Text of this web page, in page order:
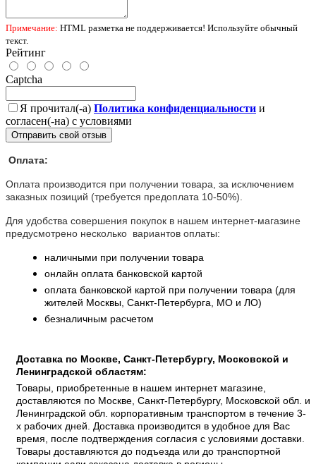
Примечание: HTML разметка не поддерживается! Используйте обычный
текст.
Рейтинг
Captcha
Я прочитал(-а) Политика конфиденциальности и
согласен(-на) с условиями
Отправить свой отзыв
Оплата:
Оплата производится при получении товара, за исключением
заказных позиций (требуется предоплата 10-50%).
Для удобства совершения покупок в нашем интернет-магазине
предусмотрено несколько вариантов оплаты:
наличными при получении товара
онлайн оплата банковской картой
оплата банковской картой при получении товара (для
жителей Москвы, Санкт-Петербурга, МО и ЛО)
безналичным расчетом
Доставка по Москве, Санкт-Петербургу, Московской и
Ленинградской областям:
Товары, приобретенные в нашем интернет магазине,
доставляются по Москве, Санкт-Петербургу, Московской обл. и
Ленинградской обл. корпоративным транспортом в течение 3-
х рабочих дней. Доставка производится в удобное для Вас
время, после подтверждения согласия с условиями доставки.
Товары доставляются до подъезда или до транспортной